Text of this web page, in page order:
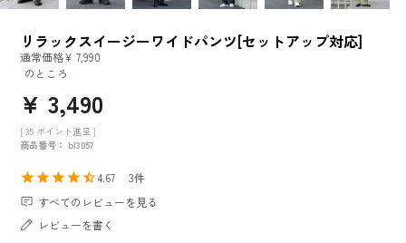
リラックスイージーワイドパンツ[セットアップ対応]
通常価格¥ 7,990
のところ
¥ 3,490
[ 35 ポイント進呈 ]
商品番号
bl3057
4.67
3
すべてのレビューを見る
レビューを書く